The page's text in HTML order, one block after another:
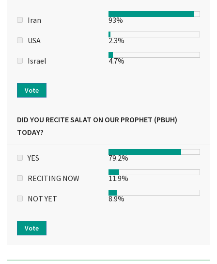
Iran 93%
USA 2.3%
Israel 4.7%
Vote
DID YOU RECITE SALAT ON OUR PROPHET (PBUH)
TODAY?
YES 79.2%
RECITING NOW 11.9%
NOT YET 8.9%
Vote